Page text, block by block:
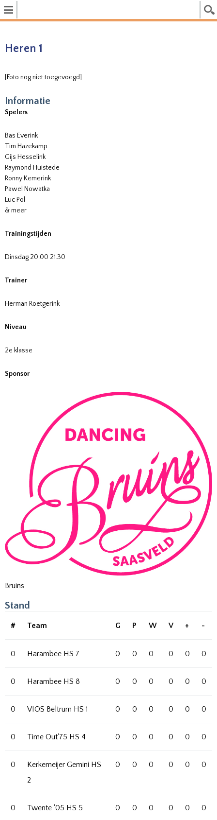
Heren 1
[Foto nog niet toegevoegd]
Informatie
Spelers
Bas Everink
Tim Hazekamp
Gijs Hesselink
Raymond Huistede
Ronny Kemerink
Pawel Nowatka
Luc Pol
& meer
Trainingstijden
Dinsdag 20.00 21.30
Trainer
Herman Roetgerink
Niveau
2e klasse
Sponsor
Bruins
Stand
# Team G P W V + -
0 Harambee HS 7 0 0 0 0 0 0
0 Harambee HS 8 0 0 0 0 0 0
0 VIOS Beltrum HS 1 0 0 0 0 0 0
0 Time Out'75 HS 4 0 0 0 0 0 0
0
Kerkemeijer Gemini HS
2
0 0 0 0 0 0
0 Twente '05 HS 5 0 0 0 0 0 0